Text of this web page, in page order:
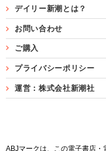
デイリー新潮とは？
お問い合わせ
ご購入
プライバシーポリシー
運営：株式会社新潮社
ABJマークは、この電子書店